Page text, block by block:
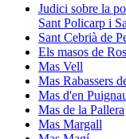
Judici sobre la
Sant Policarp i
Sant Cebrià de
Els masos de
Mas Vell
Mas Rabassers
Mas d'en
Mas de la Pallera
Mas Margall